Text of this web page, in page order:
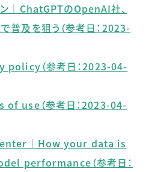
｜ChatGPTのOpenAI社、
普及を狙う（参考日：2023-
（参考日：2023-04-
use（参考日：2023-04-
｜How your data is
performance（参考日：